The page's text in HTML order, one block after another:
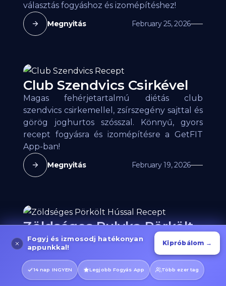
választás fogyáshoz és izomépítéshez!
Megnyitás February 25, 2026
Club Szendvics Csirkével
Magas fehérjetartalmú diétás club
szendvics csirkemellel, zsírszegény sajttal és
görög joghurtos szósszal. Könnyű, gyors
recept fogyásra és izomépítésre a GetFIT
App-ban!
Megnyitás February 19, 2026
Zöldséges Pulyka Pörkölt
Zöldséges pörkölt pulyka hússal recept
magas fehérjével, csak 95 kcal/100g. Laktató,
rostban gazdag, tele zöldséggel - fogyáshoz
és izomépítéshez!
Fogyj és izmosodj hatékonyan
appunkkal!
Kipróbálom →
14 nap INGYEN Legjobb Fogyás App Több ezer tag